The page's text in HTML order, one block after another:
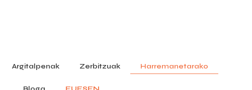
Argitalpenak Zerbitzuak Harremanetarako